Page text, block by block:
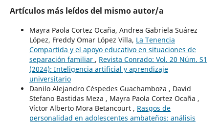
Artículos más leídos del mismo autor/a
Mayra Paola Cortez Ocaña, Andrea Gabriela Suárez
López, Freddy Omar López Villa, La Tenencia
Compartida y el apoyo educativo en situaciones de
separación familiar , Revista Conrado: Vol. 20 Núm. S1
(2024): Inteligencia artificial y aprendizaje
universitario
Danilo Alejandro Céspedes Guachamboza , David
Stefano Bastidas Meza , Mayra Paola Cortez Ocaña ,
Víctor Alberto Mora Betancourt , Rasgos de
personalidad en adolescentes ambateños: análisis